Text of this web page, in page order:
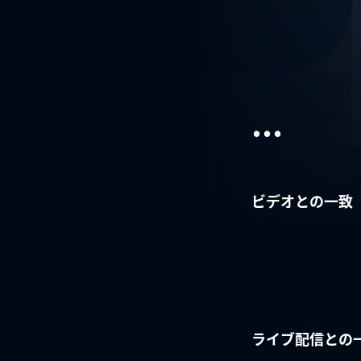
...
ビデオとの一致
ライブ配信との